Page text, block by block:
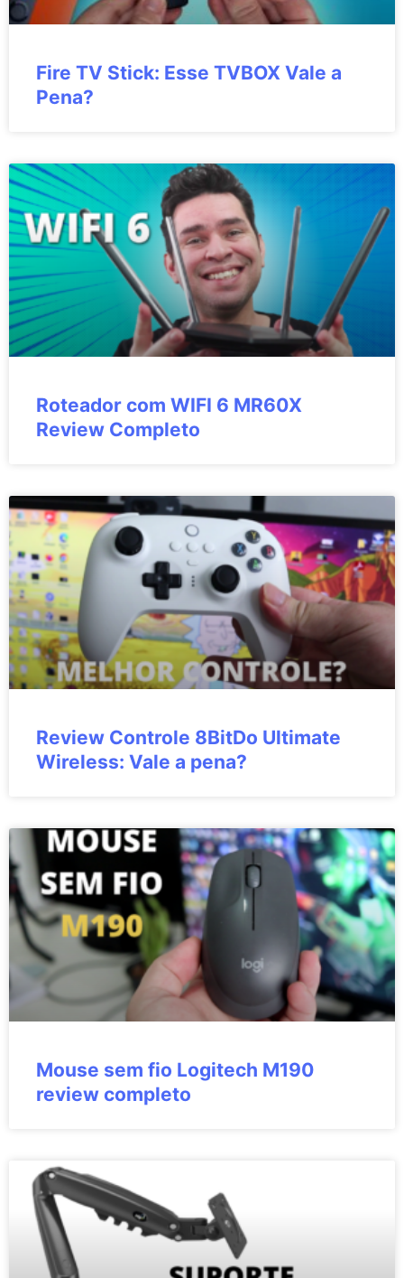
Fire TV Stick: Esse TVBOX Vale a
Pena?
Roteador com WIFI 6 MR60X
Review Completo
Review Controle 8BitDo Ultimate
Wireless: Vale a pena?
Mouse sem fio Logitech M190
review completo